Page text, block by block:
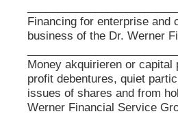
Financing for enterprise and
business of the Dr. Werner
Money akquirieren or
profit debentures, quiet
issues of shares and from
Werner Financial Service